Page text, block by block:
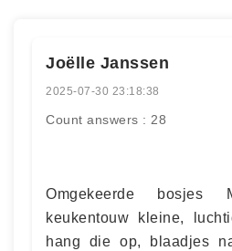
Joëlle Janssen
2025-07-30 23:18:38
Count answers : 28
Omgekeerde bosjes
keukentouw kleine,
hang die op, blaadjes